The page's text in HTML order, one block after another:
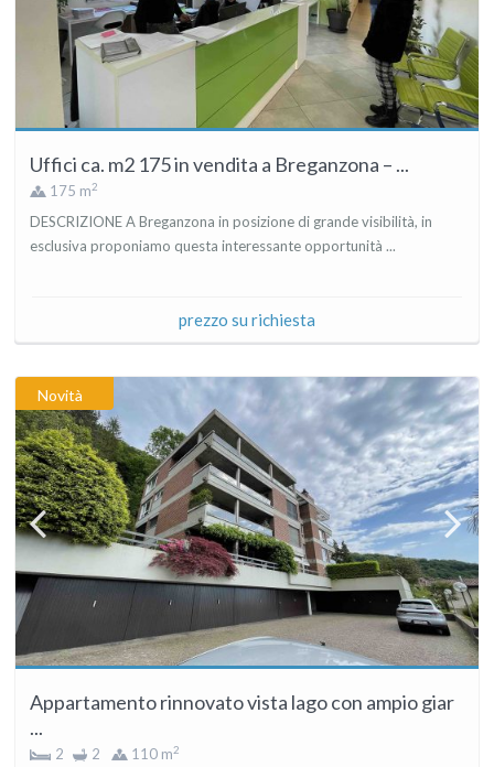
Uffici ca. m2 175 in vendita a Breganzona – ...
175 m2
DESCRIZIONE A Breganzona in posizione di grande visibilità, in
esclusiva proponiamo questa interessante opportunità ...
prezzo su richiesta
Novità
Appartamento rinnovato vista lago con ampio giar
...
2 2 110 m2